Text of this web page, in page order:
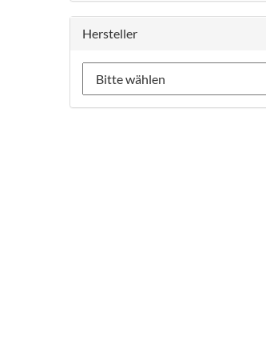
Hersteller